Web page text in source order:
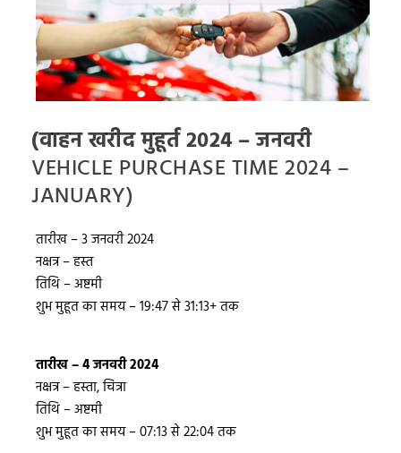
(वाहन खरीद मुहूर्त 2024 – जनवरी
VEHICLE PURCHASE TIME 2024 –
JANUARY)
तारीख – 3 जनवरी 2024
नक्षत्र – हस्त
तिथि – अष्टमी
शुभ मुहूत का समय – 19:47 से 31:13+ तक
तारीख – 4 जनवरी 2024
नक्षत्र – हस्ता, चित्रा
तिथि – अष्टमी
शुभ मुहूत का समय – 07:13 से 22:04 तक